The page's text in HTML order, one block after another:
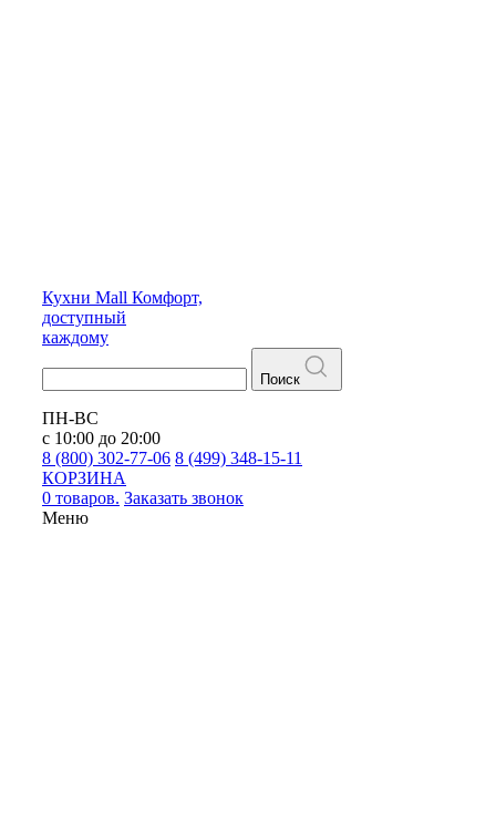
Кухни Mall Комфорт,
доступный
каждому
Поиск
ПН-ВС
с 10:00 до 20:00
8 (800) 302-77-06 8 (499) 348-15-11
КОРЗИНА
0 товаров. Заказать звонок
Меню